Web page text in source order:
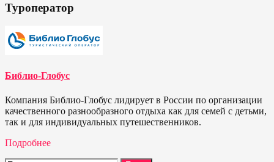
Туроператор
Библио-Глобус
Компания Библио-Глобус лидирует в России по организации
качественного разнообразного отдыха как для семей с детьми,
так и для индивидуальных путешественников.
Подробнее